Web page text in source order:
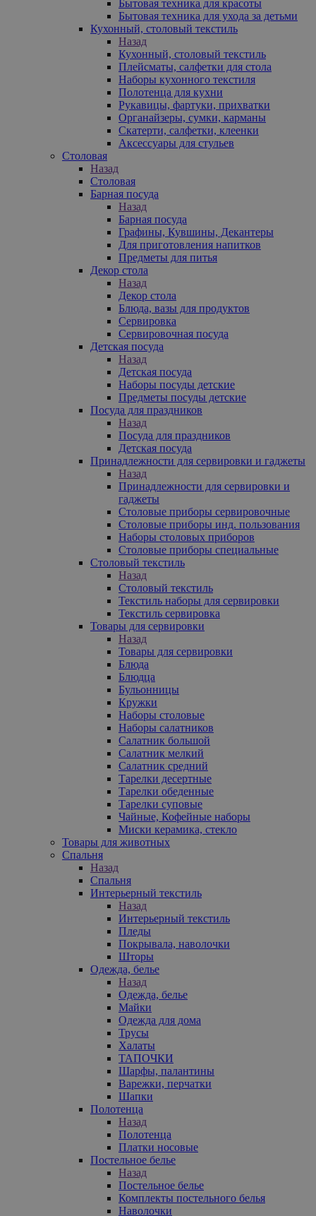
Бытовая техника для красоты
Бытовая техника для ухода за детьми
Кухонный, столовый текстиль
Назад
Кухонный, столовый текстиль
Плейсматы, салфетки для стола
Наборы кухонного текстиля
Полотенца для кухни
Рукавицы, фартуки, прихватки
Органайзеры, сумки, карманы
Скатерти, салфетки, клеенки
Аксессуары для стульев
Столовая
Назад
Столовая
Барная посуда
Назад
Барная посуда
Графины, Кувшины, Декантеры
Для приготовления напитков
Предметы для питья
Декор стола
Назад
Декор стола
Блюда, вазы для продуктов
Сервировка
Сервировочная посуда
Детская посуда
Назад
Детская посуда
Наборы посуды детские
Предметы посуды детские
Посуда для праздников
Назад
Посуда для праздников
Детская посуда
Принадлежности для сервировки и гаджеты
Назад
Принадлежности для сервировки и
гаджеты
Столовые приборы сервировочные
Столовые приборы инд. пользования
Наборы столовых приборов
Столовые приборы специальные
Столовый текстиль
Назад
Столовый текстиль
Текстиль наборы для сервировки
Текстиль сервировка
Товары для сервировки
Назад
Товары для сервировки
Блюда
Блюдца
Бульонницы
Кружки
Наборы столовые
Наборы салатников
Салатник большой
Салатник мелкий
Салатник средний
Тарелки десертные
Тарелки обеденные
Тарелки суповые
Чайные, Кофейные наборы
Миски керамика, стекло
Товары для животных
Спальня
Назад
Спальня
Интерьерный текстиль
Назад
Интерьерный текстиль
Пледы
Покрывала, наволочки
Шторы
Одежда, белье
Назад
Одежда, белье
Майки
Одежда для дома
Трусы
Халаты
ТАПОЧКИ
Шарфы, палантины
Варежки, перчатки
Шапки
Полотенца
Назад
Полотенца
Платки носовые
Постельное белье
Назад
Постельное белье
Комплекты постельного белья
Наволочки